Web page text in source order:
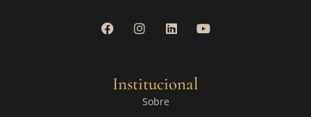
Institucional
Sobre